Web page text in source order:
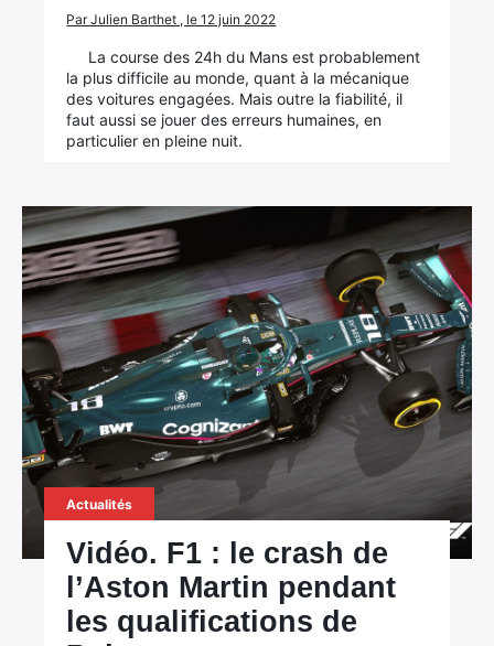
Par Julien Barthet , le 12 juin 2022
La course des 24h du Mans est probablement
la plus difficile au monde, quant à la mécanique
des voitures engagées. Mais outre la fiabilité, il
faut aussi se jouer des erreurs humaines, en
particulier en pleine nuit.
Actualités
Vidéo. F1 : le crash de
l’Aston Martin pendant
les qualifications de